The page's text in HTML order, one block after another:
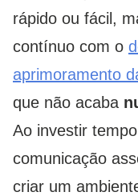
rápido ou fácil,
contínuo com o
aprimoramento
que não acaba
Ao investir
comunicação
criar um